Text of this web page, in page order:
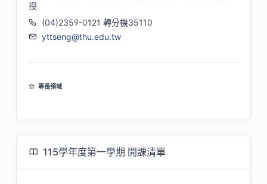
授
(04)2359-0121 轉分機35110
yttseng@thu.edu.tw
專長領域
115學年度第一學期 開課清單